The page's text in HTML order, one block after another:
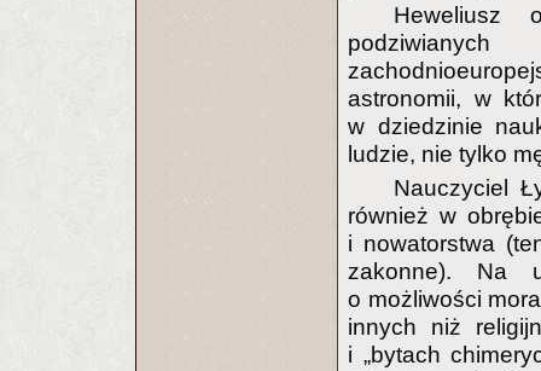
Heweliusz
astronomii, w
w dziedzinie
ludzie, nie tylko
Nauczyciel
również w
i nowatorstwa
zakonne). Na
o możliwości
innych niż
i „bytach